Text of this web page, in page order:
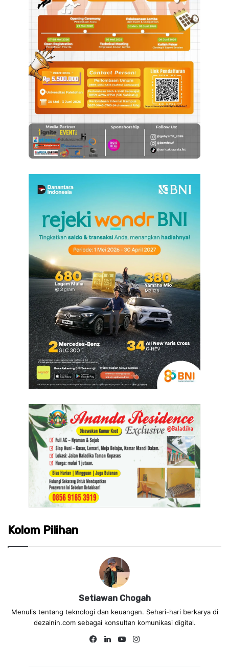
Kolom Pilihan
Setiawan Chogah
Menulis tentang teknologi dan keuangan. Sehari-hari berkarya di
dezainin.com sebagai konsultan komunikasi digital.
Fa
Lin
Yo